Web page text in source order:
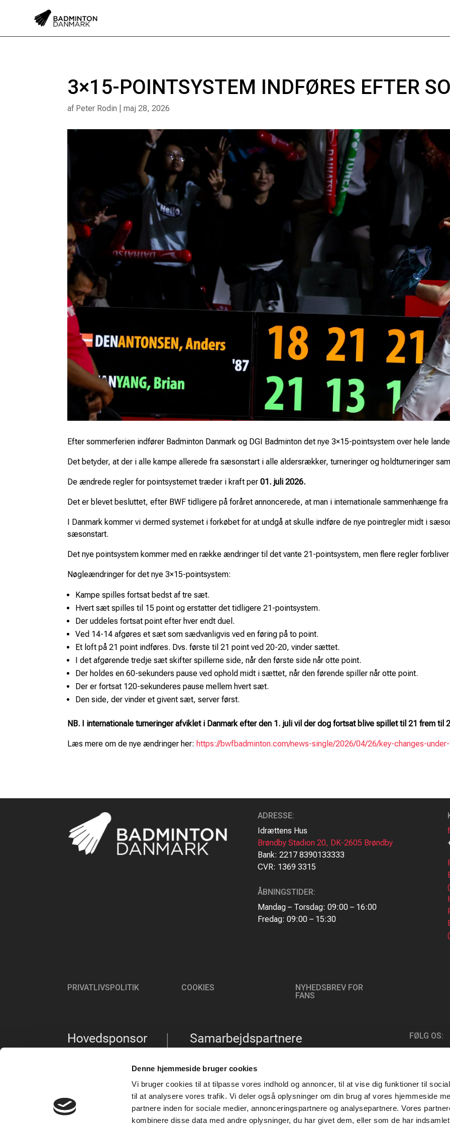
Denne hjemmeside bruger cookies
Vi bruger cookies til at tilpasse vores indhold og annoncer, til at vise dig funktioner til
til at analysere vores trafik. Vi deler også oplysninger om din brug af vores hjemmeside
partnere inden for sociale medier, annonceringspartnere og analysepartnere. Vores
kombinere disse data med andre oplysninger, du har givet dem, eller som de har
3×15-POINTSYSTEM INDFØRES EFTER
af Peter Rodin |maj 28, 2026
Efter sommerferien indfører Badminton Danmark og DGI Badminton det nye 3×15-pointsystem over hele
Det betyder, at der i alle kampe allerede fra sæsonstart i alle aldersrækker, turneringer og holdturneringer
De ændrede regler for pointsystemet træder i kraft per01. juli 2026.
Det er blevet besluttet, efter BWF tidligere på foråret annoncerede, at man i internationale sammenhænge
I Danmark kommer vi dermed systemet i forkøbet for at undgå at skulle indføre de nye pointregler midt i
sæsonstart.
Det nye pointsystem kommer med en række ændringer til det vante 21-pointsystem, men flere regler
Nøgleændringer for det nye 3×15-pointsystem:
Kampe spilles fortsat bedst af tre sæt.
Hvert sæt spilles til 15 point og erstatter det tidligere 21-pointsystem.
Der uddeles fortsat point efter hver endt duel.
Ved 14-14 afgøres et sæt som sædvanligvis ved en føring på to point.
Et loft på 21 point indføres. Dvs. første til 21 point ved 20-20, vinder sættet.
I det afgørende tredje sæt skifter spillerne side, når den første side når otte point.
Der holdes en 60-sekunders pause ved ophold midt i sættet, når den førende spiller når otte point.
Der er fortsat 120-sekunderes pause mellem hvert sæt.
Den side, der vinder et givent sæt, server først.
NB. I internationale turneringer afviklet i Danmark efter den 1. juli vil der dog fortsat blive spillet til 21 frem til
Læs mere om de nye ændringer her: https://bwfbadminton.com/news-single/2026/04/26/key-changes-
ADRESSE:
Idrættens Hus
Brøndby Stadion 20, DK-2605 Brøndby
Bank: 2217 8390133333
CVR: 1369 3315
ÅBNINGSTIDER:
Mandag – Torsdag: 09:00 – 16:00
Fredag: 09:00 – 15:30
PRIVATLIVSPOLITIK COOKIES
NYHEDSBREV FOR
FANS
FØLG OS: